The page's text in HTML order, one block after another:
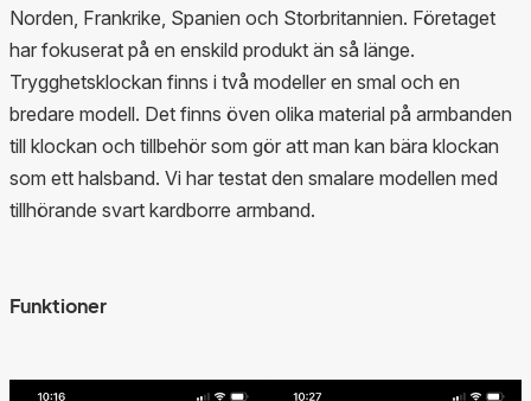
Norden, Frankrike, Spanien och Storbritannien. Företaget
har fokuserat på en enskild produkt än så länge.
Trygghetsklockan finns i två modeller en smal och en
bredare modell. Det finns öven olika material på armbanden
till klockan och tillbehör som gör att man kan bära klockan
som ett halsband. Vi har testat den smalare modellen med
tillhörande svart kardborre armband.
Funktioner